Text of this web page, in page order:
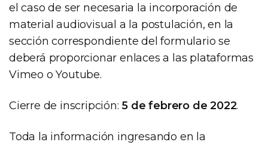
el caso de ser necesaria la incorporación de
material audiovisual a la postulación, en la
sección correspondiente del formulario se
deberá proporcionar enlaces a las plataformas
Vimeo o Youtube.
Cierre de inscripción:5 de febrero de 2022.
Toda la información ingresando en la